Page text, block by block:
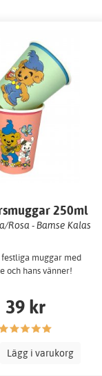
250ml
Rosa - Bamse Kalas
muggar med
och hans vänner!
39 kr
Lägg i varukorg